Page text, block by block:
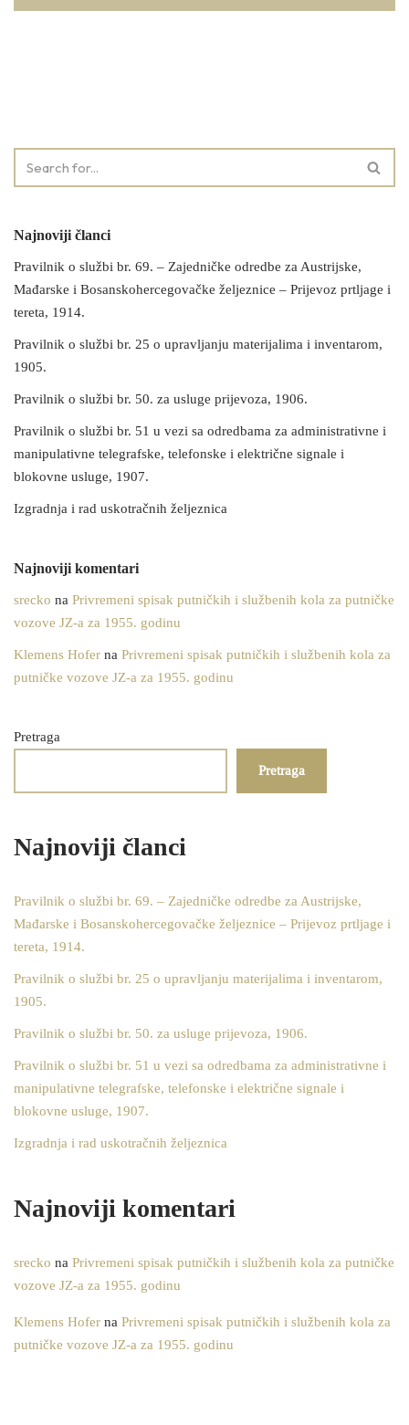
Najnoviji članci
Pravilnik o službi br. 69. – Zajedničke odredbe za Austrijske,
Mađarske i Bosanskohercegovačke željeznice – Prijevoz prtljage i
tereta, 1914.
Pravilnik o službi br. 25 o upravljanju materijalima i inventarom,
1905.
Pravilnik o službi br. 50. za usluge prijevoza, 1906.
Pravilnik o službi br. 51 u vezi sa odredbama za administrativne i
manipulativne telegrafske, telefonske i električne signale i
blokovne usluge, 1907.
Izgradnja i rad uskotračnih željeznica
Najnoviji komentari
srecko na Privremeni spisak putničkih i službenih kola za putničke
vozove JZ-a za 1955. godinu
Klemens Hofer na Privremeni spisak putničkih i službenih kola za
putničke vozove JZ-a za 1955. godinu
Pretraga
Pretraga
Najnoviji članci
Pravilnik o službi br. 69. – Zajedničke odredbe za Austrijske,
Mađarske i Bosanskohercegovačke željeznice – Prijevoz prtljage i
tereta, 1914.
Pravilnik o službi br. 25 o upravljanju materijalima i inventarom,
1905.
Pravilnik o službi br. 50. za usluge prijevoza, 1906.
Pravilnik o službi br. 51 u vezi sa odredbama za administrativne i
manipulativne telegrafske, telefonske i električne signale i
blokovne usluge, 1907.
Izgradnja i rad uskotračnih željeznica
Najnoviji komentari
srecko na Privremeni spisak putničkih i službenih kola za putničke
vozove JZ-a za 1955. godinu
Klemens Hofer na Privremeni spisak putničkih i službenih kola za
putničke vozove JZ-a za 1955. godinu